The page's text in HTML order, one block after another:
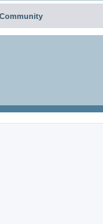
Community